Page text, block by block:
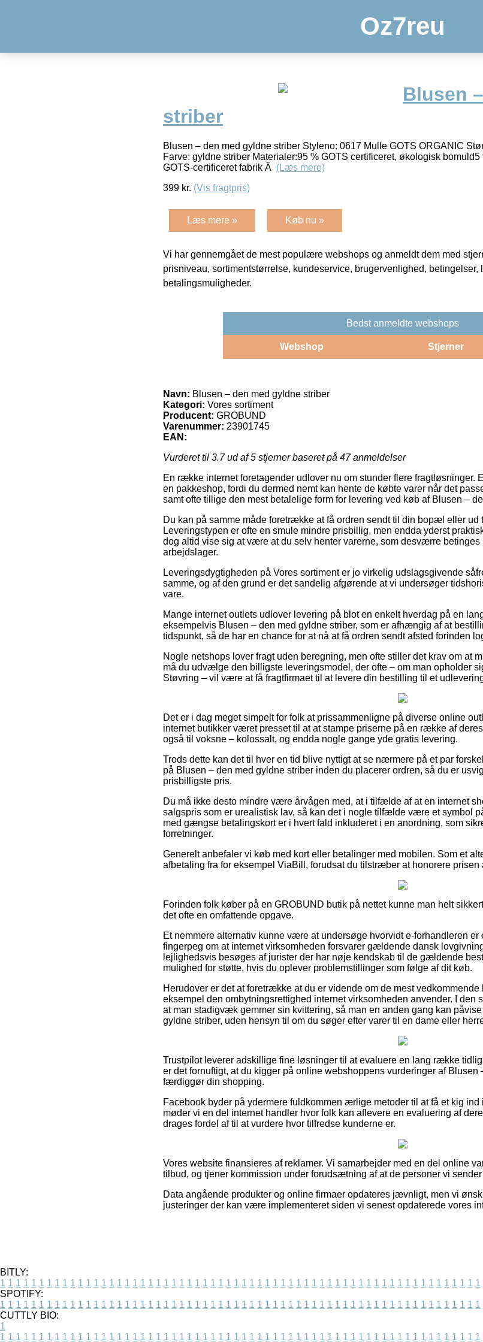
Oz7reu
Blusen
striber
Blusen – den med gyldne striber Styleno: 0617 Mulle GOTS ORGANIC
Farve: gyldne striber Materialer:95 % GOTS certificeret, økologisk
GOTS-certificeret fabrik Â (Læs mere)
399 kr. (Vis fragtpris)
Læs mere » Køb nu »
Vi har gennemgået de mest populære webshops og anmeldt dem med
prisniveau, sortimentstørrelse, kundeservice, brugervenlighed, betingelser,
betalingsmuligheder.
Bedst anmeldte webshops
Webshop Stjerner
Navn: Blusen – den med gyldne striber
Kategori: Vores sortiment
Producent: GROBUND
Varenummer: 23901745
EAN:
Vurderet til 3.7ud af 5 stjerner baseret på 47anmeldelser
En række internet foretagender udlover nu om stunder flere fragtløsninger.
en pakkeshop, fordi du dermed nemt kan hente de købte varer når det
samt ofte tillige den mest betalelige form for levering ved køb af Blusen –
Du kan på samme måde foretrække at få ordren sendt til din bopæl eller ud
Leveringstypen er ofte en smule mindre prisbillig, men endda yderst
dog altid vise sig at være at du selv henter varerne, som desværre
arbejdslager.
Leveringsdygtigheden på Vores sortiment er jo virkelig udslagsgivende
samme, og af den grund er det sandelig afgørende at vi undersøger
vare.
Mange internet outlets udlover levering på blot en enkelt hverdag på en
eksempelvis Blusen – den med gyldne striber, som er afhængig af at
tidspunkt, så de har en chance for at nå at få ordren sendt afsted forinden
Nogle netshops lover fragt uden beregning, men ofte stiller det krav om at
må du udvælge den billigste leveringsmodel, der ofte – om man opholder
Støvring – vil være at få fragtfirmaet til at levere din bestilling til et
Det er i dag meget simpelt for folk at prissammenligne på diverse online
internet butikker været presset til at at stampe priserne på en række af
også til voksne – kolossalt, og endda nogle gange yde gratis levering.
Trods dette kan det til hver en tid blive nyttigt at se nærmere på et par
på Blusen – den med gyldne striber inden du placerer ordren, så du er
prisbilligste pris.
Du må ikke desto mindre være årvågen med, at i tilfælde af at en internet
salgspris som er urealistisk lav, så kan det i nogle tilfælde være et symbol
med gængse betalingskort er i hvert fald inkluderet i en anordning, som
forretninger.
Generelt anbefaler vi køb med kort eller betalinger med mobilen. Som et
afbetaling fra for eksempel ViaBill, forudsat du tilstræber at honorere prisen
Forinden folk køber på en GROBUND butik på nettet kunne man helt
det ofte en omfattende opgave.
Et nemmere alternativ kunne være at undersøge hvorvidt e-forhandleren er
fingerpeg om at internet virksomheden forsvarer gældende dansk
lejlighedsvis besøges af jurister der har nøje kendskab til de gældende
mulighed for støtte, hvis du oplever problemstillinger som følge af dit køb.
Herudover er det at foretrække at du er vidende om de mest
eksempel den ombytningsrettighed internet virksomheden anvender. I den
at man stadigvæk gemmer sin kvittering, så man en anden gang kan
gyldne striber, uden hensyn til om du søger efter varer til en dame eller
Trustpilot leverer adskillige fine løsninger til at evaluere en lang række
er det fornuftigt, at du kigger på online webshoppens vurderinger af Blusen
færdiggør din shopping.
Facebook byder på ydermere fuldkommen ærlige metoder til at få et kig
møder vi en del internet handler hvor folk kan aflevere en evaluering af
drages fordel af til at vurdere hvor tilfredse kunderne er.
Vores website finansieres af reklamer. Vi samarbejder med en del online
tilbud, og tjener kommission under forudsætning af at de personer vi
Data angående produkter og online firmaer opdateres jævnligt, men vi
justeringer der kan være implementeret siden vi senest opdaterede vores
BITLY:
1 1 1 1 1 1 1 1 1 1 1 1 1 1 1 1 1 1 1 1 1 1 1 1 1 1 1 1 1 1 1 1 1 1 1 1 1 1 1 1 1 1 1 1 1 1 1 1 1 1 1 1 1 1 1 1 1 1 1 1 1 1
SPOTIFY:
1 1 1 1 1 1 1 1 1 1 1 1 1 1 1 1 1 1 1 1 1 1 1 1 1 1 1 1 1 1 1 1 1 1 1 1 1 1 1 1 1 1 1 1 1 1 1 1 1 1 1 1 1 1 1 1 1 1 1 1 1 1
CUTTLY BIO:
1
1 1 1 1 1 1 1 1 1 1 1 1 1 1 1 1 1 1 1 1 1 1 1 1 1 1 1 1 1 1 1 1 1 1 1 1 1 1 1 1 1 1 1 1 1 1 1 1 1 1 1 1 1 1 1 1 1 1 1 1 1 1